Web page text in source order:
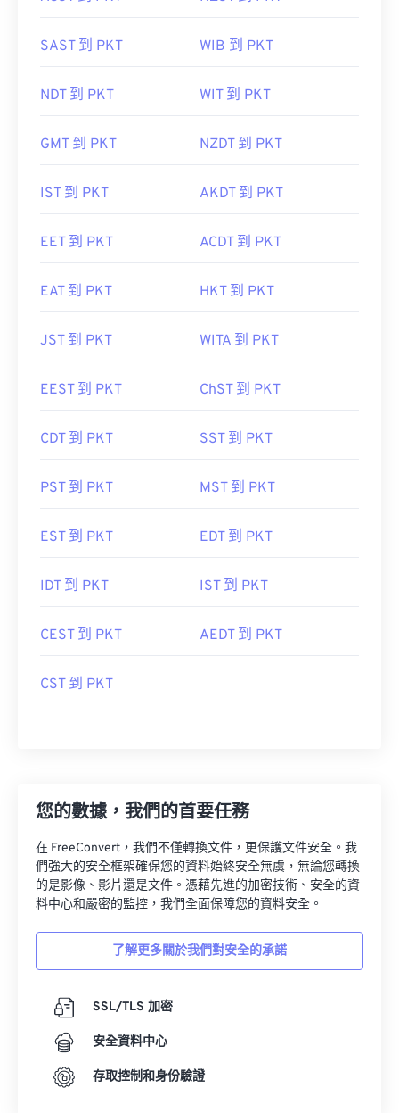
SAST 到 PKT WIB 到 PKT
NDT 到 PKT WIT 到 PKT
GMT 到 PKT NZDT 到 PKT
IST 到 PKT AKDT 到 PKT
EET 到 PKT ACDT 到 PKT
EAT 到 PKT HKT 到 PKT
JST 到 PKT WITA 到 PKT
EEST 到 PKT ChST 到 PKT
CDT 到 PKT SST 到 PKT
PST 到 PKT MST 到 PKT
EST 到 PKT EDT 到 PKT
IDT 到 PKT IST 到 PKT
CEST 到 PKT AEDT 到 PKT
CST 到 PKT
您的數據，我們的首要任務
在 FreeConvert，我們不僅轉換文件，更保護文件安全。我
們強大的安全框架確保您的資料始終安全無虞，無論您轉換
的是影像、影片還是文件。憑藉先進的加密技術、安全的資
料中心和嚴密的監控，我們全面保障您的資料安全。
了解更多關於我們對安全的承諾
SSL/TLS 加密
安全資料中心
存取控制和身份驗證